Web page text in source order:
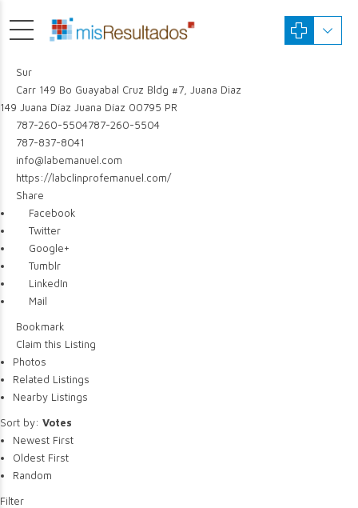
Sur
Carr 149 Bo Guayabal Cruz Bldg #7, Juana Diaz
149 Juana Díaz Juana Díaz 00795 PR
787-260-5504787-260-5504
787-837-8041
info@labemanuel.com
https://labclinprofemanuel.com/
Share
Facebook
Twitter
Google+
Tumblr
LinkedIn
Mail
Bookmark
Claim this Listing
Photos
Related Listings
Nearby Listings
Sort by: Votes
Newest First
Oldest First
Random
Filter